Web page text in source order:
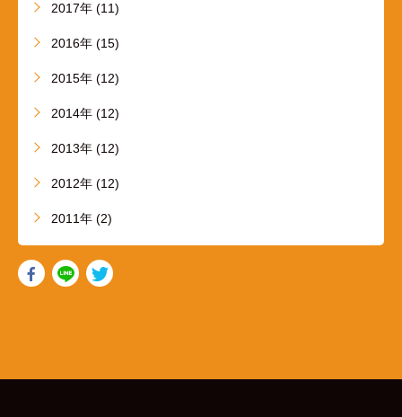
2017年 (11)
2016年 (15)
2015年 (12)
2014年 (12)
2013年 (12)
2012年 (12)
2011年 (2)